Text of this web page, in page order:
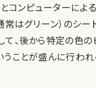
コンピューターによ
常はグリーン）のシ
て、後から特定の色
ことが盛んに行われ